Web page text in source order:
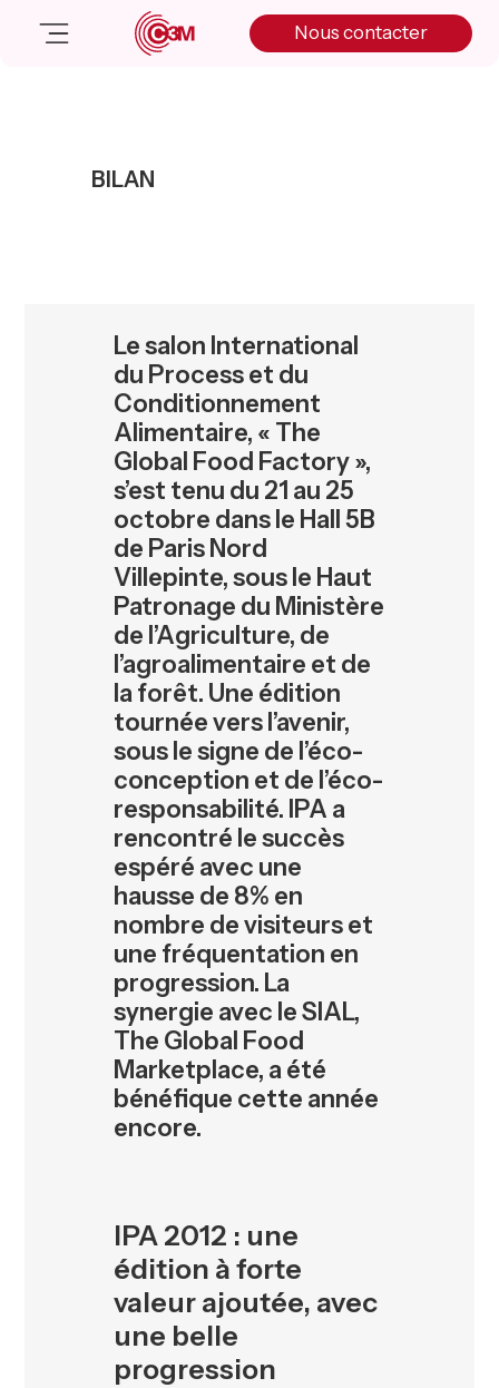
Nous contacter
Nous contacter
BILAN
Le salon International
du Process et du
Conditionnement
Alimentaire, « The
Global Food Factory »,
s’est tenu du 21 au 25
octobre dans le Hall 5B
de Paris Nord
Villepinte, sous le Haut
Patronage du Ministère
de l’Agriculture, de
l’agroalimentaire et de
la forêt. Une édition
tournée vers l’avenir,
sous le signe de l’éco-
conception et de l’éco-
responsabilité. IPA a
rencontré le succès
espéré avec une
hausse de 8% en
nombre de visiteurs et
une fréquentation en
progression. La
synergie avec le SIAL,
The Global Food
Marketplace, a été
bénéfique cette année
encore.
IPA 2012 : une
édition à forte
valeur ajoutée, avec
une belle
progression